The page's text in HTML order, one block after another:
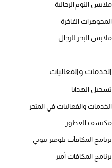
ملابس النوم الرجالية
المجوهرات الفاخرة
ملابس البحر للرجال
الخدمات والفعاليات
تسجيل الهدايا
الخدمات والفعاليات في المتجر
مكتشف العطور
برنامج المكافآت بلوميز بيوتي
برنامج المكافآت أمبر